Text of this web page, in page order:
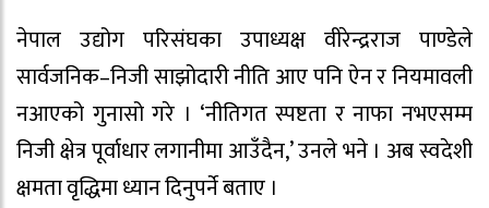
नेपाल उद्योग परिसंघका उपाध्यक्ष वीरेन्द्रराज पाण्डेले
सार्वजनिक–निजी साझोदारी नीति आए पनि ऐन र नियमावली
नआएको गुनासो गरे । ‘नीतिगत स्पष्टता र नाफा नभएसम्म
निजी क्षेत्र पूर्वाधार लगानीमा आउँदैन,’ उनले भने । अब स्वदेशी
क्षमता वृद्धिमा ध्यान दिनुपर्ने बताए ।